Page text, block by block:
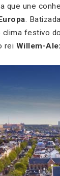
que une
.
clima festivo do
rei Willem-